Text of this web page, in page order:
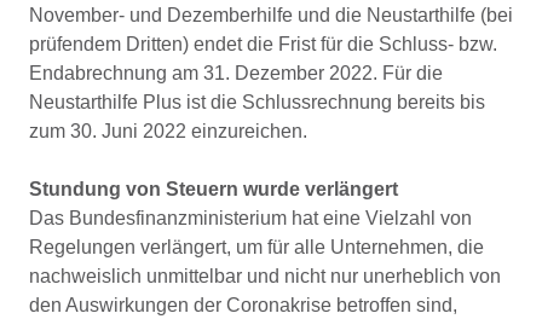
November- und Dezemberhilfe und die Neustarthilfe (bei
prüfendem Dritten) endet die Frist für die Schluss- bzw.
Endabrechnung am 31. Dezember 2022. Für die
Neustarthilfe Plus ist die Schlussrechnung bereits bis
zum 30. Juni 2022 einzureichen.
Stundung von Steuern wurde verlängert
Das Bundesfinanzministerium hat eine Vielzahl von
Regelungen verlängert, um für alle Unternehmen, die
nachweislich unmittelbar und nicht nur unerheblich von
den Auswirkungen der Coronakrise betroffen sind,